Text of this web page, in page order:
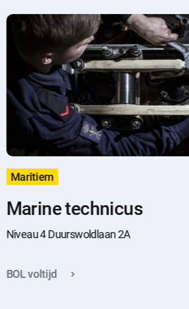
Marine technicus
Niveau 4 Duurswoldlaan 2A
Maritiem
BOL voltijd